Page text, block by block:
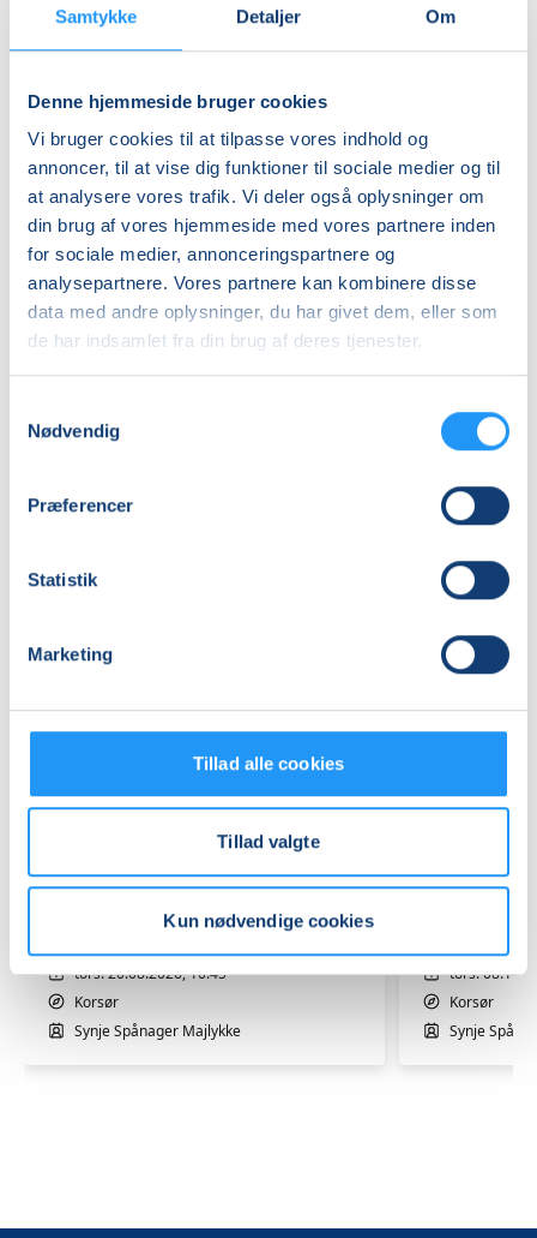
Samtykke Detaljer Om
Denne hjemmeside bruger cookies
Vi bruger cookies til at tilpasse vores indhold og
annoncer, til at vise dig funktioner til sociale medier og til
at analysere vores trafik. Vi deler også oplysninger om
din brug af vores hjemmeside med vores partnere inden
for sociale medier, annonceringspartnere og
analysepartnere. Vores partnere kan kombinere disse
data med andre oplysninger, du har givet dem, eller som
de har indsamlet fra din brug af deres tjenester.
Nødvendig
Præferencer
Statistik
Marketing
Tillad alle cookies
Tillad valgte
Kun nødvendige cookies
mødegange
Adresse
Aktivitetscenter Teglværkspark, Teglværksparken 50,
Se på kort
Praktiske oplysninger
Mødegange
Relaterede hold
med
baby
i
maven
eller
på
tors. 20.08.2026, 10.45
Korsør
Synje Spånager Majlykke
med
baby
i
maven
eller
på
tors.
Korsør
Synje